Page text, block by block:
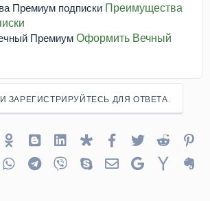
Преимущества
Оформить Вечный
ЗАРЕГИСТРИРУЙТЕСЬ ДЛЯ ОТВЕТА.
Odnoklassniki
Blogger Linked InDiasporaFacebook
TwitterReddit
WhatsAppTelegram
Viber SkypeЭлектронная почта
Google Yahoo